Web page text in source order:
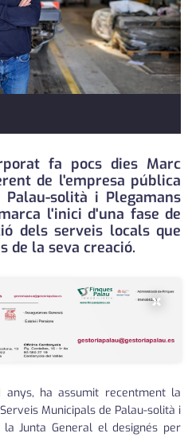
serveis
fa pocs dies Marc
de l'empresa pública
solità i Plegamans
l'inici d'una fase de
dels serveis locals que
de la seva creació.
×
anys, ha assumit recentment la
Municipals de Palau-solità i
la Junta General el designés per